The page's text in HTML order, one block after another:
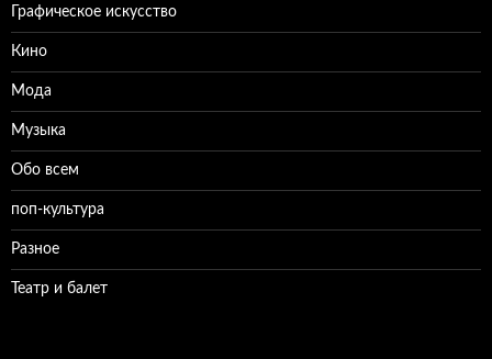
Графическое искусство
Кино
Мода
Музыка
Обо всем
поп-культура
Разное
Театр и балет